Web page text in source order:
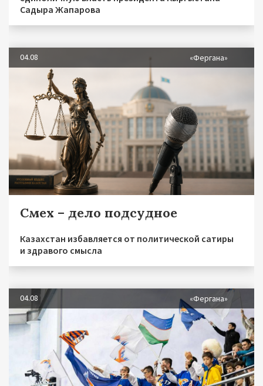
Садыра Жапарова
04.08 «Фергана»
Смех – дело подсудное
Казахстан избавляется от политической сатиры
и здравого смысла
04.08 «Фергана»